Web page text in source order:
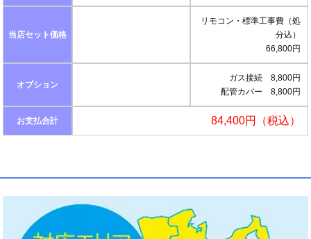
当店セット価格
リモコン・標準工事費（処
分込）
66,800円
オプション
ガス接続 8,800円
配管カバー 8,800円
お支払合計 84,400円（税込）